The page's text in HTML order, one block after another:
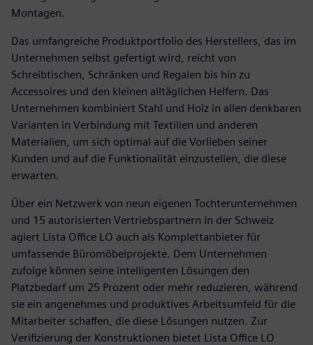
Montagen.
Das umfangreiche Produktportfolio des Herstellers, das im
Unternehmen selbst gefertigt wird, reicht von
Schreibtischen, Schränken und Regalen bis hin zu
Accessoires und den kleinen alltäglichen Helfern. Das
Unternehmen kombiniert Stahl und Holz in allen denkbaren
Varianten in Verbindung mit Textilien und anderen
Materialien, um sich optimal auf die Vorlieben seiner
Kunden und auf die Funktionalität einzustellen, die diese
erwarten.
Über ein Netzwerk von neun eigenen Tochterunternehmen
und 15 autorisierten Vertriebspartnern in der Schweiz
agiert Lista Office LO auch als Komplettanbieter für
umfassende Büromöbelprojekte. Dem Unternehmen
zufolge können seine intelligenten Lösungen den
Platzbedarf um 25 Prozent oder mehr reduzieren, während
sie ein angenehmes und produktives Arbeitsumfeld für die
Mitarbeiter schaffen, die diese Lösungen nutzen. Zur
Verifizierung der Konstruktionen bietet Lista Office LO